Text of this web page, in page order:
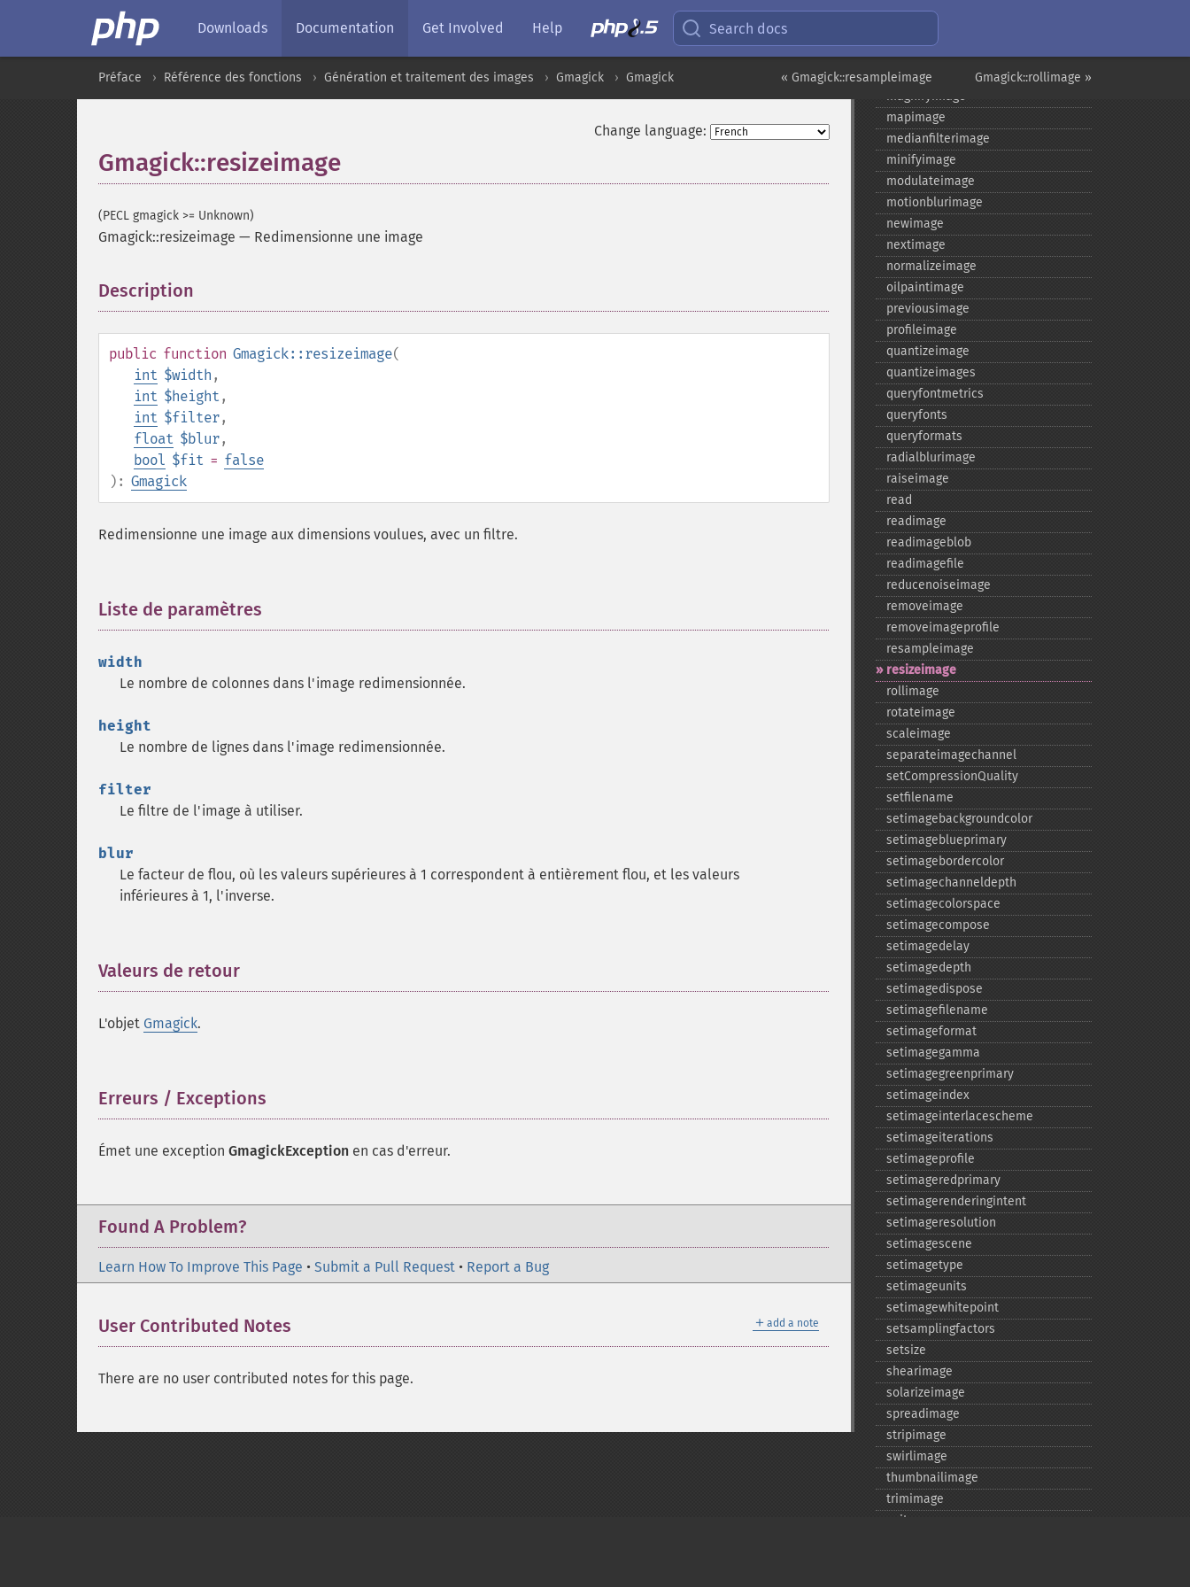
Downloads Documentation Get Involved Help Search docs
Gmagick::rollimage »
« Gmagick::resampleimage
Préface Référence des fonctions Génération et traitement des images Gmagick Gmagick
Change language:
Gmagick::resizeimage
(PECL gmagick >= Unknown)
Gmagick::resizeimage — Redimensionne une image
Description
public function Gmagick::resizeimage(
int $width ,
int $height ,
int $filter,
float $blur,
bool $fit = false
): Gmagick
Redimensionne une image aux dimensions voulues, avec un filtre.
Liste de paramètres
width
Le nombre de colonnes dans l'image redimensionnée.
height
Le nombre de lignes dans l'image redimensionnée.
filter
Le filtre de l'image à utiliser.
blur
Le facteur de flou, où les valeurs supérieures à 1 correspondent à entièrement flou, et les valeurs
inférieures à 1, l'inverse.
Valeurs de retour
L'objet Gmagick.
Erreurs / Exceptions
Émet une exception GmagickException en cas d'erreur.
Found A Problem?
Learn How To Improve This Page • Submit a Pull Request • Report a Bug
＋ add a note
User Contributed Notes
There are no user contributed notes for this page.
haspreviousimage
labelimage
levelimage
magnifyimage
mapimage
medianfilterimage
minifyimage
modulateimage
motionblurimage
newimage
nextimage
normalizeimage
oilpaintimage
previousimage
profileimage
quantizeimage
quantizeimages
queryfontmetrics
queryfonts
queryformats
radialblurimage
raiseimage
read
readimage
readimageblob
readimagefile
reducenoiseimage
removeimage
removeimageprofile
resampleimage
resizeimage
rollimage
rotateimage
scaleimage
separateimagechannel
setCompressionQuality
setfilename
setimagebackgroundcolor
setimageblueprimary
setimagebordercolor
setimagechanneldepth
setimagecolorspace
setimagecompose
setimagedelay
setimagedepth
setimagedispose
setimagefilename
setimageformat
setimagegamma
setimagegreenprimary
setimageindex
setimageinterlacescheme
setimageiterations
setimageprofile
setimageredprimary
setimagerenderingintent
setimageresolution
setimagescene
setimagetype
setimageunits
setimagewhitepoint
setsamplingfactors
setsize
shearimage
solarizeimage
spreadimage
stripimage
swirlimage
thumbnailimage
trimimage
write